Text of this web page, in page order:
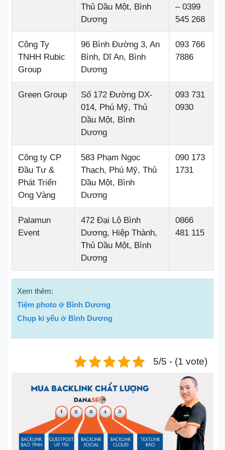
Thủ Dầu Một, Bình
Dương
– 0399
545 268
Công Ty
TNHH Rubic
Group
96 Bình Đường 3, An
Bình, Dĩ An, Bình
Dương
093 766
7886
Green Group
Số 172 Đường DX-
014, Phú Mỹ, Thủ
Dầu Một, Bình
Dương
093 731
0930
Công ty CP
Đầu Tư &
Phát Triển
Ong Vàng
583 Phạm Ngọc
Thạch, Phú Mỹ, Thủ
Dầu Một, Bình
Dương
090 173
1731
Palamun
Event
472 Đại Lộ Bình
Dương, Hiệp Thành,
Thủ Dầu Một, Bình
Dương
0866
481 115
Xem thêm:
Tiệm photo ở Bình Dương
Chụp kỉ yếu ở Bình Dương
5/5 - (1 vote)